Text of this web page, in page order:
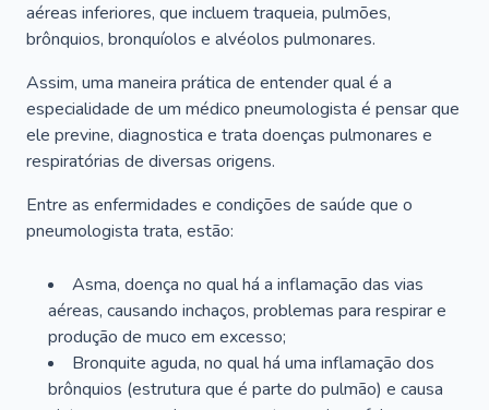
aéreas inferiores, que incluem traqueia, pulmões,
brônquios, bronquíolos e alvéolos pulmonares.
Assim, uma maneira prática de entender qual é a
especialidade de um médico pneumologista é pensar que
ele previne, diagnostica e trata doenças pulmonares e
respiratórias de diversas origens.
Entre as enfermidades e condições de saúde que o
pneumologista trata, estão:
Asma, doença no qual há a inflamação das vias
aéreas, causando inchaços, problemas para respirar e
produção de muco em excesso;
Bronquite aguda, no qual há uma inflamação dos
brônquios (estrutura que é parte do pulmão) e causa